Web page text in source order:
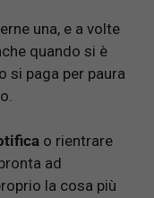
una, e a volte
quando si è
si paga per paura
o rientrare
ad
la cosa più